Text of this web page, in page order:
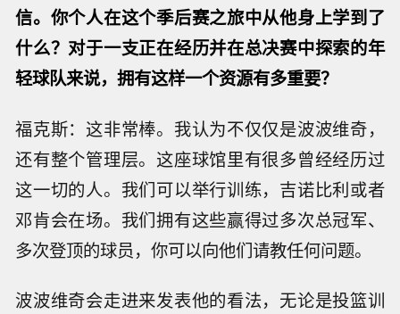
信。你个人在这个季后赛之旅中从他身上学到了
什么？对于一支正在经历并在总决赛中探索的年
轻球队来说，拥有这样一个资源有多重要？
福克斯：这非常棒。我认为不仅仅是波波维奇，
还有整个管理层。这座球馆里有很多曾经经历过
这一切的人。我们可以举行训练，吉诺比利或者
邓肯会在场。我们拥有这些赢得过多次总冠军、
多次登顶的球员，你可以向他们请教任何问题。
波波维奇会走进来发表他的看法，无论是投篮训